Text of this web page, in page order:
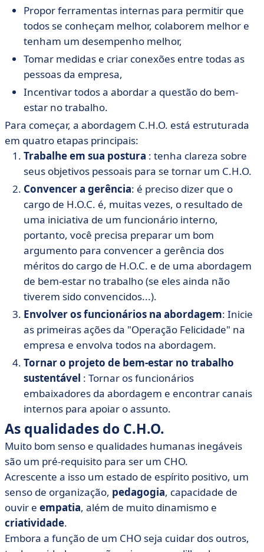
Propor ferramentas internas para permitir que
todos se conheçam melhor, colaborem melhor e
tenham um desempenho melhor,
Tomar medidas e criar conexões entre todas as
pessoas da empresa,
Incentivar todos a abordar a questão do bem-
estar no trabalho.
Para começar, a abordagem C.H.O. está estruturada
em quatro etapas principais:
Trabalhe em sua postura : tenha clareza sobre
seus objetivos pessoais para se tornar um C.H.O.
Convencer a gerência: é preciso dizer que o
cargo de H.O.C. é, muitas vezes, o resultado de
uma iniciativa de um funcionário interno,
portanto, você precisa preparar um bom
argumento para convencer a gerência dos
méritos do cargo de H.O.C. e de uma abordagem
de bem-estar no trabalho (se eles ainda não
tiverem sido convencidos...).
Envolver os funcionários na abordagem: Inicie
as primeiras ações da "Operação Felicidade" na
empresa e envolva todos na abordagem.
Tornar o projeto de bem-estar no trabalho
sustentável : Tornar os funcionários
embaixadores da abordagem e encontrar canais
internos para apoiar o assunto.
As qualidades do C.H.O.
Muito bom senso e qualidades humanas inegáveis
são um pré-requisito para ser um CHO.
Acrescente a isso um estado de espírito positivo, um
senso de organização, pedagogia, capacidade de
ouvir e empatia, além de muito dinamismo e
criatividade.
Embora a função de um CHO seja cuidar dos outros,